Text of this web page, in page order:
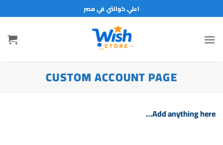
للمحتوى
اعلي كوالتي في مصر
CUSTOM ACCOUNT PAGE
Add anything here…